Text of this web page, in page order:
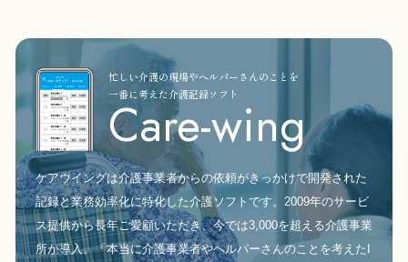
Care-wing
忙しい介護の現場やヘルパーさんのことを
一番に考えた介護記録ソフト
ケアウイングは介護事業者からの依頼がきっかけで開発された
記録と業務効率化に特化した介護ソフトです。2009年のサービ
ス提供から長年ご愛顧いただき、今では3,000を超える介護事業
所が導入。「本当に介護事業者やヘルパーさんのことを考えたI